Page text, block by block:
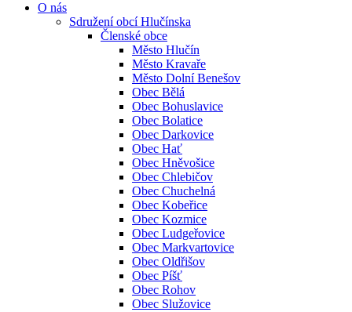
O nás
Sdružení obcí Hlučínska
Členské obce
Město Hlučín
Město Kravaře
Město Dolní Benešov
Obec Bělá
Obec Bohuslavice
Obec Bolatice
Obec Darkovice
Obec Hať
Obec Hněvošice
Obec Chlebičov
Obec Chuchelná
Obec Kobeřice
Obec Kozmice
Obec Ludgeřovice
Obec Markvartovice
Obec Oldřišov
Obec Píšť
Obec Rohov
Obec Služovice